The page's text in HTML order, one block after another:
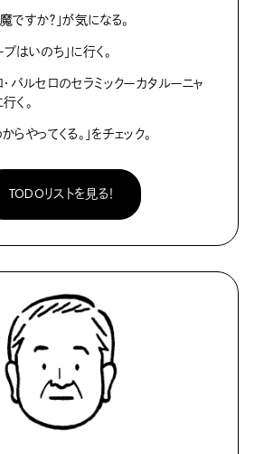
ですか？」が気になる。
はいのち」に行く。
・バルセロのセラミックーカタルーニャ
く。
らやってくる。」をチェック。
TODOリストを見る！